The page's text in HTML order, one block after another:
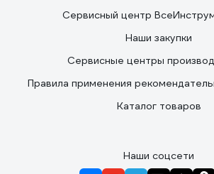
Сервисный центр
Наши закупки
Сервисные центры
Правила применения
Каталог товаров
Наши соцсети